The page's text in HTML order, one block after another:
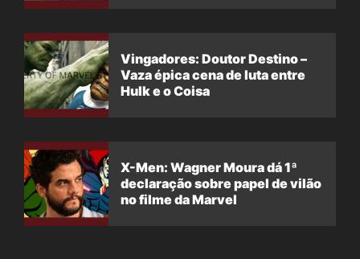
Vingadores: Doutor Destino –
Vaza épica cena de luta entre
Hulk e o Coisa
X-Men: Wagner Moura dá 1ª
declaração sobre papel de vilão
no filme da Marvel